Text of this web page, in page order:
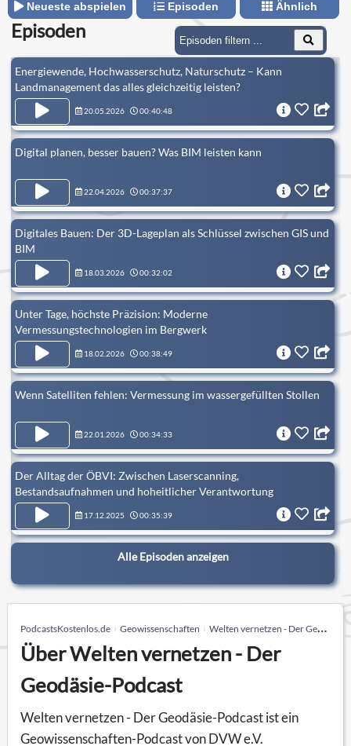
Neueste abspielen Episoden Ähnlich
Episoden
Energiewende, Hochwasserschutz, Naturschutz – Kann
Landmanagement das alles gleichzeitig leisten?
20.05.2026 00:40:48
Digital planen, besser bauen? Was BIM leisten kann
22.04.2026 00:37:37
Digitales Bauen: Der 3D-Lageplan als Schlüssel zwischen GIS und
BIM
18.03.2026 00:32:02
Unter Tage, höchste Präzision: Moderne
Vermessungstechnologien im Bergwerk
18.02.2026 00:38:49
Wenn Satelliten fehlen: Vermessung im wassergefüllten Stollen
22.01.2026 00:34:33
Der Alltag der ÖBVI: Zwischen Laserscanning,
Bestandsaufnahmen und hoheitlicher Verantwortung
17.12.2025 00:35:39
Alle Episoden anzeigen
PodcastsKostenlos.de Geowissenschaften Welten vernetzen - Der Geodäsie-Podcast
Über Welten vernetzen - Der
Geodäsie-Podcast
Welten vernetzen - Der Geodäsie-Podcast ist ein
Geowissenschaften-Podcast von DVW e.V.